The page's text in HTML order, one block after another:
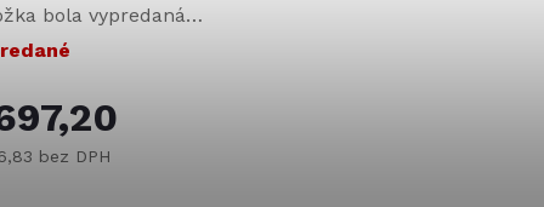
bola vypredaná…
bez DPH